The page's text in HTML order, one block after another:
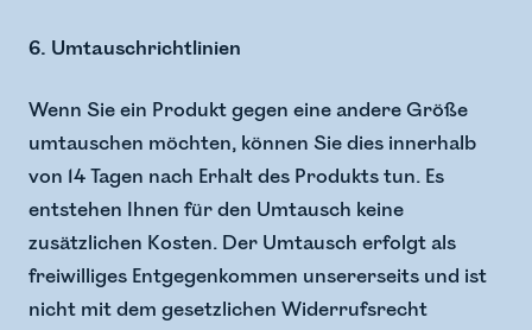
6. Umtauschrichtlinien
Wenn Sie ein Produkt gegen eine andere Größe
umtauschen möchten, können Sie dies innerhalb
von 14 Tagen nach Erhalt des Produkts tun. Es
entstehen Ihnen für den Umtausch keine
zusätzlichen Kosten. Der Umtausch erfolgt als
freiwilliges Entgegenkommen unsererseits und ist
nicht mit dem gesetzlichen Widerrufsrecht